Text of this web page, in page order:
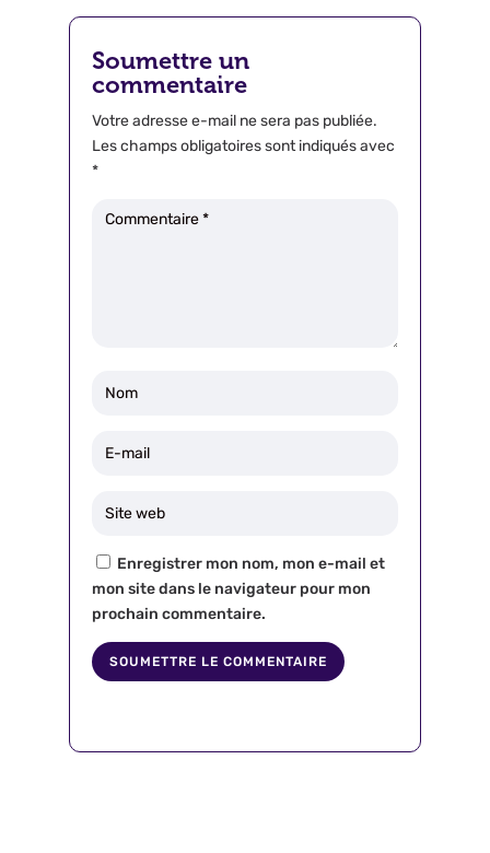
Soumettre un
commentaire
Votre adresse e-mail ne sera pas publiée.
Les champs obligatoires sont indiqués avec
*
Enregistrer mon nom, mon e-mail et
mon site dans le navigateur pour mon
prochain commentaire.
SOUMETTRE LE COMMENTAIRE